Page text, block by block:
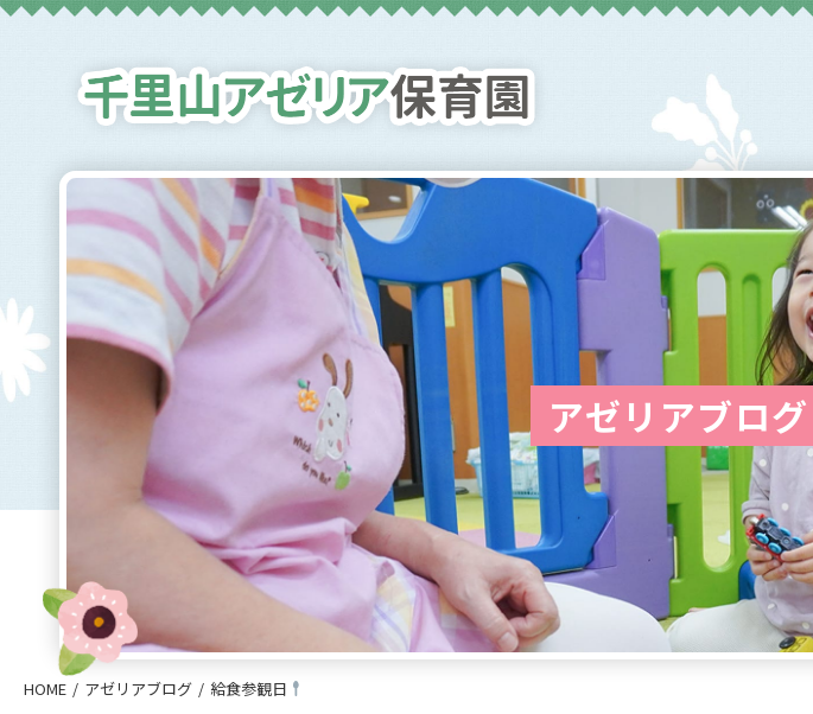
アゼリアブログ
HOME アゼリアブログ 給食参観日